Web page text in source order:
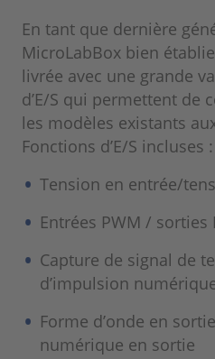
En tant que dernière
MicroLabBox bien
livrée avec une grande
d’E/S qui permettent de
les modèles existants
Fonctions d’E/S incluses :
Tension en entrée/
Entrées PWM / sorties
Capture de signal de
d’impulsion
Forme d’onde en
numérique en sortie